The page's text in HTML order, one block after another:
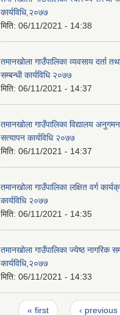
कार्यविधि,२०७७
मिति: 06/11/2021 - 14:38
तमानखोला गाउँपालिका व्यवसाय दर्ता
सम्बन्धी कार्यविधि २०७७
मिति: 06/11/2021 - 14:37
तमानखोला गाउँपालिका विद्यालय
सत्यापन कार्यविधि २०७७
मिति: 06/11/2021 - 14:37
तमानखोला गाउँपालिका लक्षित वर्ग
कार्यविधि २०७७
मिति: 06/11/2021 - 14:35
तमानखोला गाउँपालिका ज्येष्ठ नागरिक
कार्यविधि,२०७७
मिति: 06/11/2021 - 14:33
Pages
« first ‹ previous